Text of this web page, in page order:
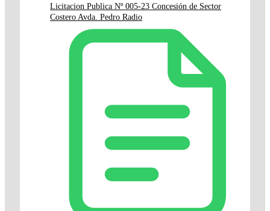
Licitacion Publica Nº 005-23 Concesión de Sector
Costero Avda. Pedro Radio